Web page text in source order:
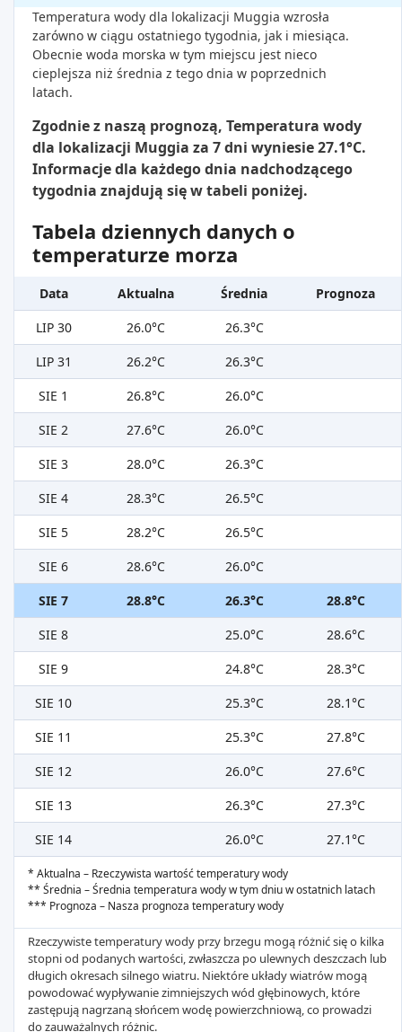
Temperatura wody dla lokalizacji Muggia wzrosła
zarówno w ciągu ostatniego tygodnia, jak i miesiąca.
Obecnie woda morska w tym miejscu jest nieco
cieplejsza niż średnia z tego dnia w poprzednich
latach.
Zgodnie z naszą prognozą, Temperatura wody
dla lokalizacji Muggia za 7 dni wyniesie 27.1°C.
Informacje dla każdego dnia nadchodzącego
tygodnia znajdują się w tabeli poniżej.
Tabela dziennych danych o
temperaturze morza
Data Aktualna Średnia
Prognoza
LIP 30
26.0°C
26.3°C
LIP 31
26.2°C
26.3°C
SIE 1
26.8°C
26.0°C
SIE 2
27.6°C
26.0°C
SIE 3
28.0°C
26.3°C
SIE 4
28.3°C
26.5°C
SIE 5
28.2°C
26.5°C
SIE 6
28.6°C
26.0°C
SIE 7
28.8°C 26.3°C
28.8°C
SIE 8
25.0°C
28.6°C
SIE 9
24.8°C
28.3°C
SIE 10
25.3°C
28.1°C
SIE 11
25.3°C
27.8°C
SIE 12
26.0°C
27.6°C
SIE 13
26.3°C
27.3°C
SIE 14
26.0°C 27.1°C
* Aktualna – Rzeczywista wartość temperatury wody
** Średnia – Średnia temperatura wody w tym dniu w ostatnich latach
*** Prognoza – Nasza prognoza temperatury wody
Rzeczywiste temperatury wody przy brzegu mogą różnić się o kilka
stopni od podanych wartości, zwłaszcza po ulewnych deszczach lub
długich okresach silnego wiatru. Niektóre układy wiatrów mogą
powodować wypływanie zimniejszych wód głębinowych, które
zastępują nagrzaną słońcem wodę powierzchniową, co prowadzi
do zauważalnych różnic.